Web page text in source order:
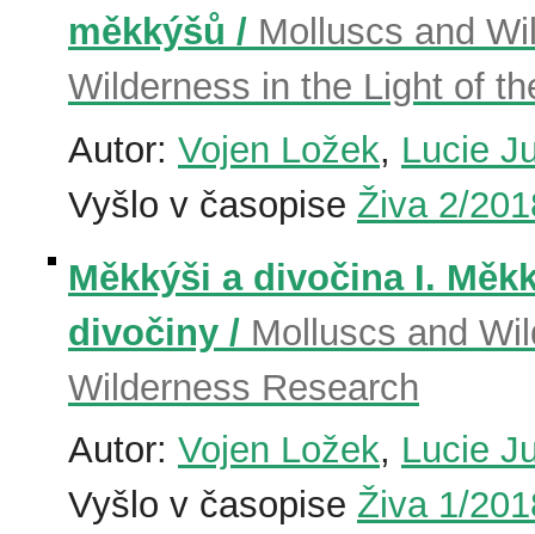
měkkýšů / Molluscs and
Wilderness in the Light of
Autor: Vojen Ložek, Lucie
Vyšlo v časopise Živa 2/
Měkkýši a divočina I.
divočiny / Molluscs and
Wilderness Research
Autor: Vojen Ložek, Lucie
Vyšlo v časopise Živa 1/